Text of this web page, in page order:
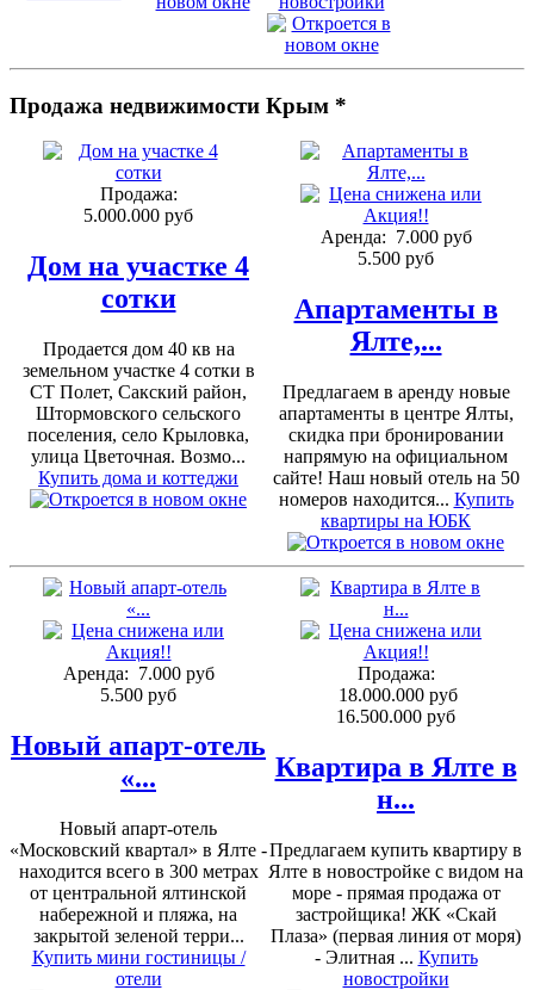
Продажа недвижимости Крым *
Продажа:
5.000.000 руб
Дом на участке 4
сотки
Продается дом 40 кв на
земельном участке 4 сотки в
СТ Полет, Сакский район,
Штормовского сельского
поселения, село Крыловка,
улица Цветочная. Возмо...
Купить дома и коттеджи
Аренда: 7.000 руб
5.500 руб
Апартаменты в
Ялте,...
Предлагаем в аренду новые
апартаменты в центре Ялты,
скидка при бронировании
напрямую на официальном
сайте! Наш новый отель на 50
номеров находится... Купить
квартиры на ЮБК
Аренда: 7.000 руб
5.500 руб
Новый апарт-отель
«...
Новый апарт-отель
«Московский квартал» в Ялте -
находится всего в 300 метрах
от центральной ялтинской
набережной и пляжа, на
закрытой зеленой терри...
Купить мини гостиницы /
отели
Продажа:
18.000.000 руб
16.500.000 руб
Квартира в Ялте в
н...
Предлагаем купить квартиру в
Ялте в новостройке с видом на
море - прямая продажа от
застройщика! ЖК «Скай
Плаза» (первая линия от моря)
- Элитная ... Купить
новостройки